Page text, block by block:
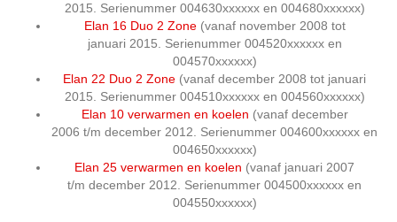
2015. Serienummer 004630xxxxxx en 004680xxxxxx)
Elan 16 Duo 2 Zone(vanaf november 2008 tot
januari 2015. Serienummer 004520xxxxxx en
004570xxxxxx)
Elan 22 Duo 2 Zone (vanaf december 2008 tot januari
2015. Serienummer 004510xxxxxx en 004560xxxxxx)
Elan 10 verwarmen en koelen (vanaf december
2006 t/m december 2012. Serienummer 004600xxxxxx en
004650xxxxxx)
Elan 25 verwarmen en koelen (vanaf januari 2007
t/m december 2012. Serienummer 004500xxxxxx en
004550xxxxxx)